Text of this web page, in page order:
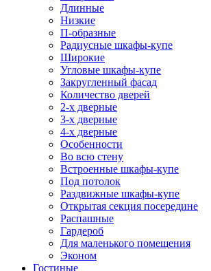
Длинные
Низкие
П-образные
Радиусные шкафы-купе
Широкие
Угловые шкафы-купе
Закругленный фасад
Количество дверей
2-х дверные
3-х дверные
4-х дверные
Особенности
Во всю стену
Встроенные шкафы-купе
Под потолок
Раздвижные шкафы-купе
Открытая секция посередине
Распашные
Гардероб
Для маленького помещения
Эконом
Гостиные